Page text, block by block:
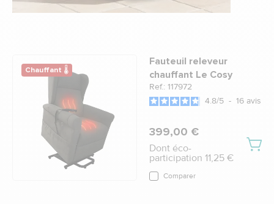
Chauffant 🌡
Fauteuil releveur
chauffant Le Cosy
Ref.: 117972
4.8/5 - 16 avis
399,00 €
Dont éco-
participation 11,25 €
Comparer